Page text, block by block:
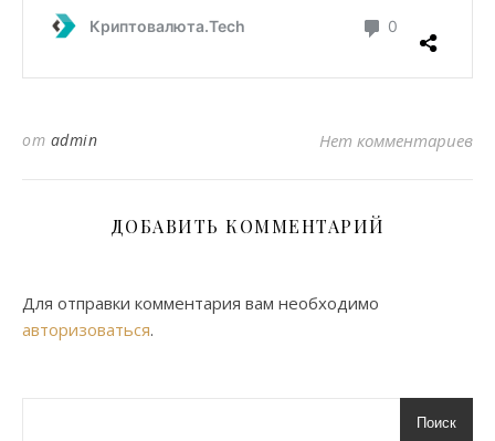
от admin Нет комментариев
ДОБАВИТЬ КОММЕНТАРИЙ
Для отправки комментария вам необходимо
авторизоваться.
Поиск